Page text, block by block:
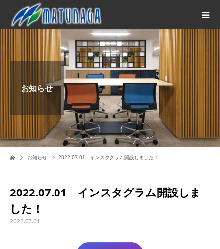
お知らせ
お知らせ 2022.07.01 インスタグラム開設しました！
2022.07.01 インスタグラム開設しま
した！
2022.07.01